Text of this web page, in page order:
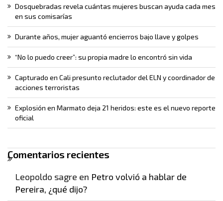
Dosquebradas revela cuántas mujeres buscan ayuda cada mes
en sus comisarías
Durante años, mujer aguantó encierros bajo llave y golpes
“No lo puedo creer”: su propia madre lo encontró sin vida
Capturado en Cali presunto reclutador del ELN y coordinador de
acciones terroristas
Explosión en Marmato deja 21 heridos: este es el nuevo reporte
oficial
Comentarios recientes
Leopoldo sagre en Petro volvió a hablar de
Pereira, ¿qué dijo?